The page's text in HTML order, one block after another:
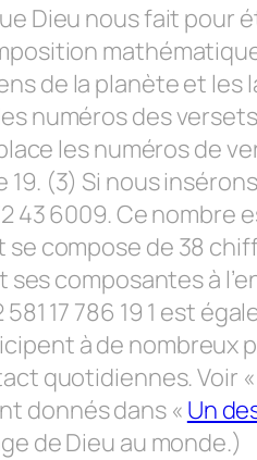
Dieu nous fait
de la planète et les
numéros des
les numéros de
(3) Si nous
43 6009. Ce
se compose de 38
ses composantes à
581 17 786 19 1
à de
quotidiennes. Voir «
donnés dans « Un
de Dieu au monde.)